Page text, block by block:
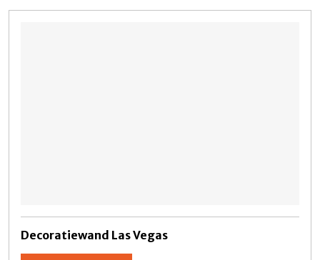
Decoratiewand Las Vegas